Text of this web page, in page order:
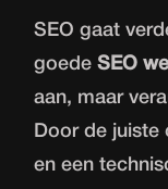
SEO gaat
goedeSEO
aan, maar
Door de juiste
en een